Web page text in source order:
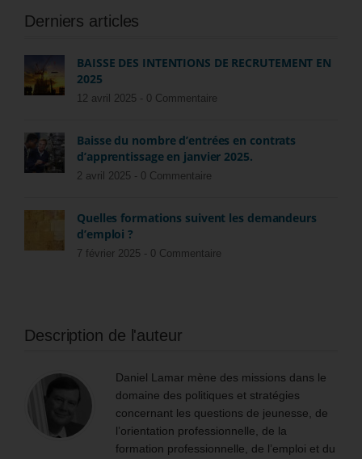
Derniers articles
BAISSE DES INTENTIONS DE RECRUTEMENT EN
2025
12 avril 2025 - 0 Commentaire
Baisse du nombre d’entrées en contrats
d’apprentissage en janvier 2025.
2 avril 2025 - 0 Commentaire
Quelles formations suivent les demandeurs
d’emploi ?
7 février 2025 - 0 Commentaire
Description de l'auteur
Daniel Lamar mène des missions dans le
domaine des politiques et stratégies
concernant les questions de jeunesse, de
l’orientation professionnelle, de la
formation professionnelle, de l’emploi et du